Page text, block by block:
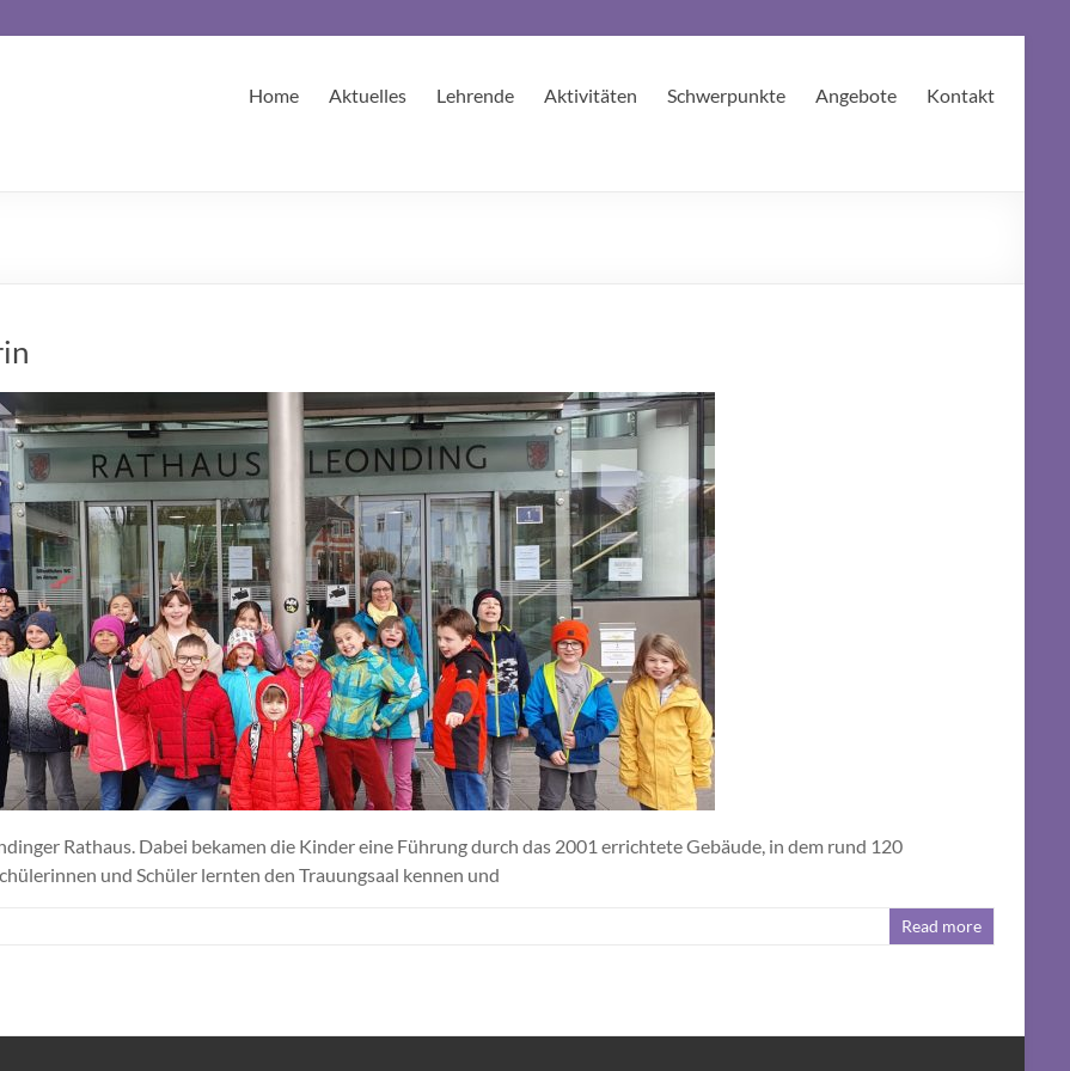
Home Aktuelles Lehrende Aktivitäten Schwerpunkte Angebote Kontakt
Rathaus. Dabei bekamen die Kinder eine Führung durch das 2001 errichtete Gebäude, in dem rund 120
und Schüler lernten den Trauungsaal kennen und
Read more